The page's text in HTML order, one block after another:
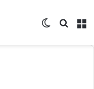
Skin